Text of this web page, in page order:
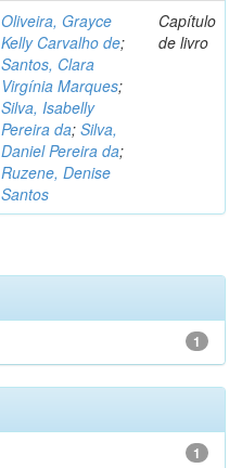
Oliveira, Grayce
Kelly Carvalho de;
Santos, Clara
Virgínia Marques;
Silva, Isabelly
Pereira da; Silva,
Daniel Pereira da;
Ruzene, Denise
Santos
Capítulo
de livro
1
1